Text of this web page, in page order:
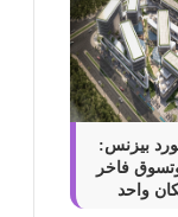
بيزنس:
فاخر
واحد